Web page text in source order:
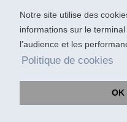
Notre site utilise des
informations sur le
l’audience et les
Politique de cookies
OK
Charte voyageur
Copyright 1996-2026